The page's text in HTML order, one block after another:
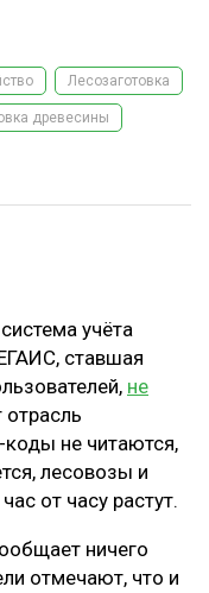
Лесозаготовка
древесины
учёта
ставшая
не
коды не читаются,
лесовозы и
от часу растут.
ничего
отмечают, что и